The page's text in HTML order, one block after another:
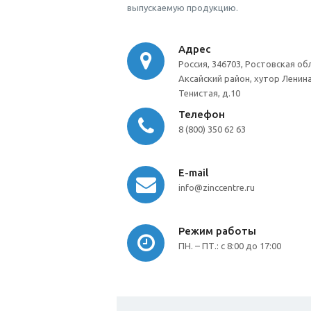
выпускаемую продукцию.
Адрес
Россия, 346703, Ростовская
Аксайский район, хутор
Тенистая, д.10
Телефон
8 (800) 350 62 63
E-mail
info@zinccentre.ru
Режим работы
ПН. – ПТ.: с 8:00 до 17:00